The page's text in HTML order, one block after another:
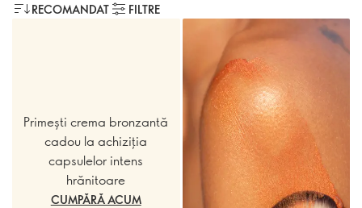
RECOMANDAT FILTRE
Primești crema bronzantă
cadou la achiziția
capsulelor intens
hrănitoare
CUMPĂRĂ ACUM